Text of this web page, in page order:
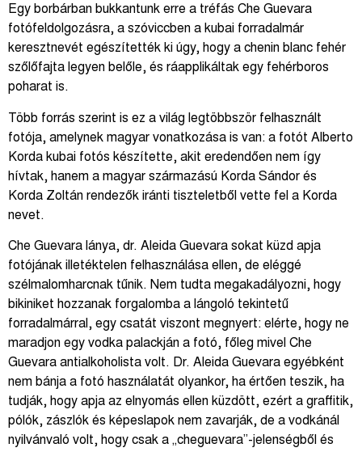
Egy borbárban bukkantunk erre a tréfás Che Guevara
fotófeldolgozásra, a szóviccben a kubai forradalmár
keresztnevét egészítették ki úgy, hogy a chenin blanc fehér
szőlőfajta legyen belőle, és ráapplikáltak egy fehérboros
poharat is.
Több forrás szerint is ez a világ legtöbbször felhasznált
fotója, amelynek magyar vonatkozása is van: a fotót Alberto
Korda kubai fotós készítette, akit eredendően nem így
hívtak, hanem a magyar származású Korda Sándor és
Korda Zoltán rendezők iránti tiszteletből vette fel a Korda
nevet.
Che Guevara lánya, dr. Aleida Guevara sokat küzd apja
fotójának illetéktelen felhasználása ellen, de eléggé
szélmalomharcnak tűnik. Nem tudta megakadályozni, hogy
bikiniket hozzanak forgalomba a lángoló tekintetű
forradalmárral, egy csatát viszont megnyert: elérte, hogy ne
maradjon egy vodka palackján a fotó, főleg mivel Che
Guevara antialkoholista volt. Dr. Aleida Guevara egyébként
nem bánja a fotó használatát olyankor, ha értően teszik, ha
tudják, hogy apja az elnyomás ellen küzdött, ezért a graffitik,
pólók, zászlók és képeslapok nem zavarják, de a vodkánál
nyilvánvaló volt, hogy csak a „cheguevara”-jelenségből és